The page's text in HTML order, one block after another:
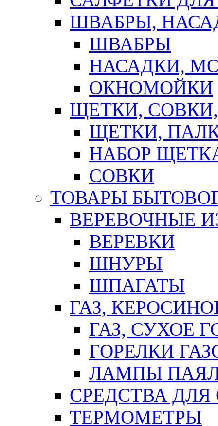
ШВАБРЫ,
ШВАБРЫ
НАСАДКИ,
ОКНОМОЙКИ
ЩЕТКИ,
ЩЕТКИ,
НАБОР
СОВКИ
ТОВАРЫ
ВЕРЕВОЧНЫЕ
ВЕРЕВКИ
ШНУРЫ
ШПАГАТЫ
ГАЗ,
ГАЗ, СУХОЕ
ГОРЕЛКИ
ЛАМПЫ
СРЕДСТВА
ТЕРМОМЕТРЫ